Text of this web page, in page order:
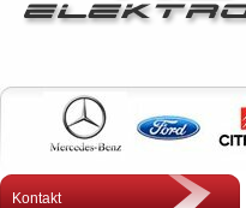
Kontakt